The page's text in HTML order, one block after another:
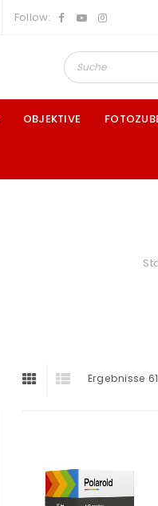
Follow:
OBJEKTIVE
Ergebnisse